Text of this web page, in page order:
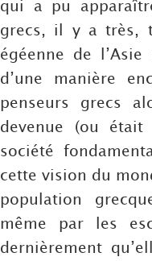
qui a pu
grecs, il y a très,
égéenne de
d’une manière
penseurs grecs
devenue (ou
société
cette vision du
population
même par les
dernièrement